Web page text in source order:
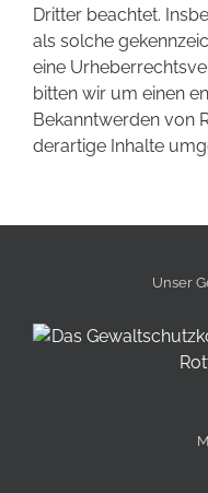
Dritter beachtet.
als solche
eine
bitten wir um einen
Bekanntwerden von
derartige Inhalte
Unser